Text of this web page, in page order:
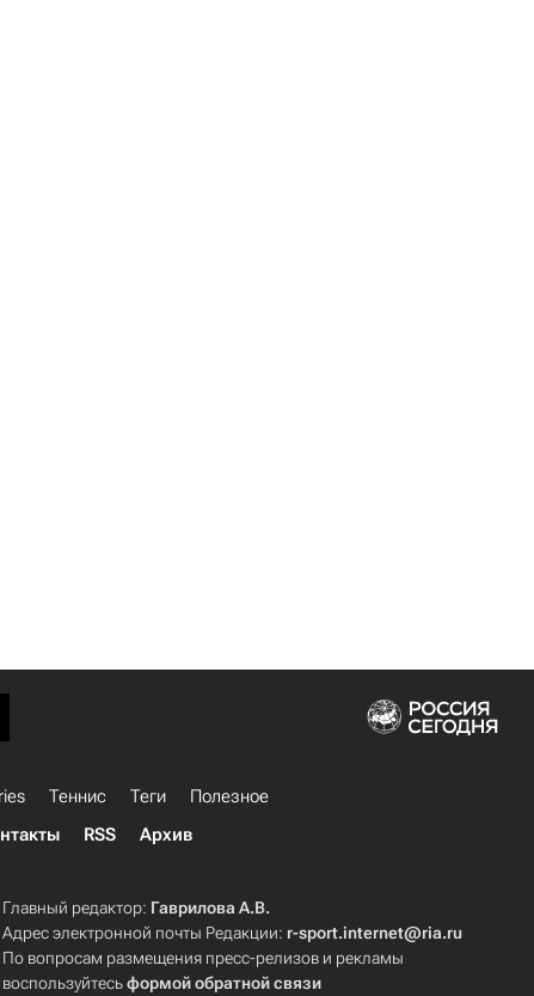
Теннис Теги
Полезное
RSS Архив
Главный редактор: Гаврилова А.В.
Адрес электронной почты Редакции: r-sport.internet@ria.ru
По вопросам размещения пресс-релизов и рекламы
воспользуйтесьформой обратной связи